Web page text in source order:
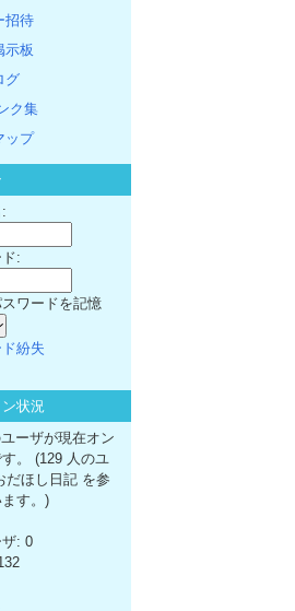
招待
示板
グ
ク集
ップ
:
スワードを記憶
紛失
状況
ーザが現在オン
。 (129 人のユ
だほし日記 を参
す。)
: 0